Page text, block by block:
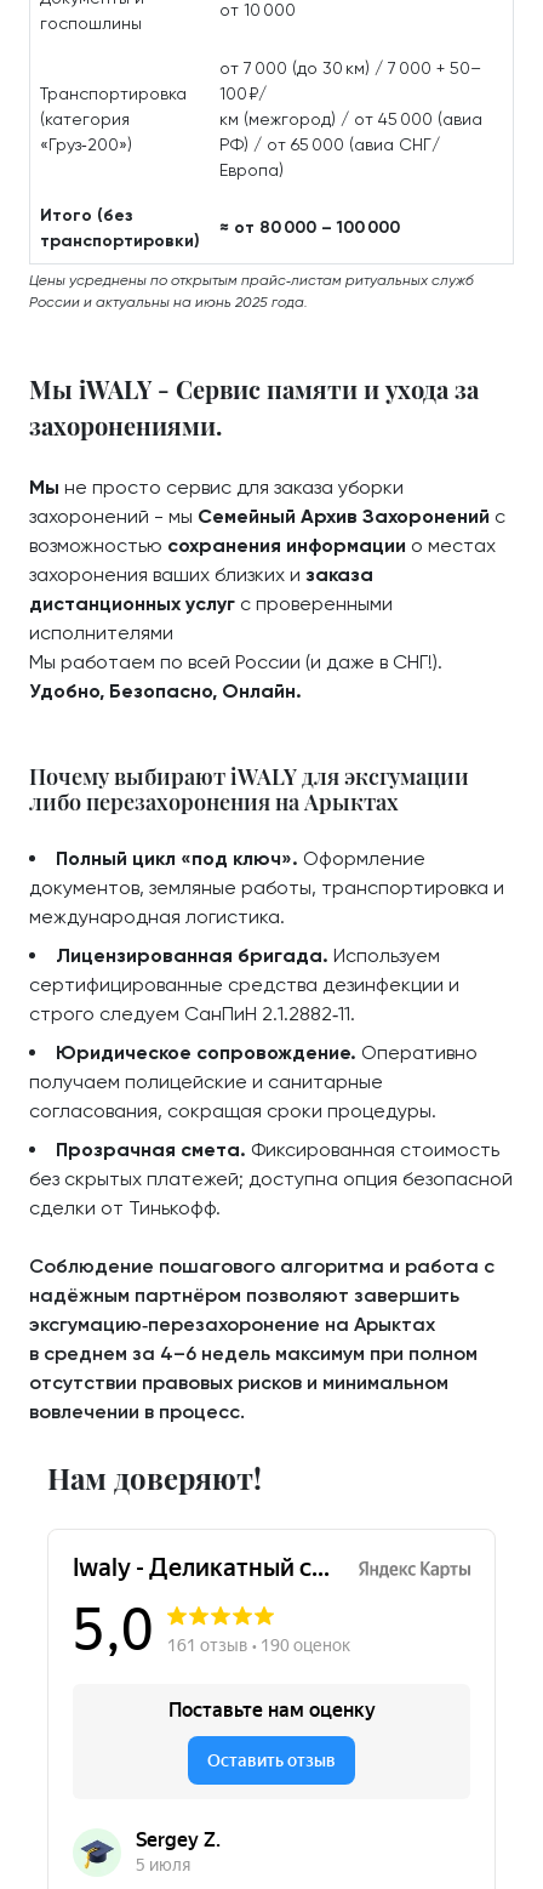
госпошлины
от 10 000
Транспортировка
(категория
«Груз‑200»)
от 7 000 (до 30 км) / 7 000 + 50–
100 ₽/
км (межгород) / от 45 000 (авиа
РФ) / от 65 000 (авиа СНГ/
Европа)
Итого (без
транспортировки)
≈ от 80 000 – 100 000
Цены усреднены по открытым прайс‑листам ритуальных служб
России и актуальны на июнь 2025 года.
Мы iWALY - Сервис памяти и ухода за
захоронениями.
Мы не просто сервис для заказа уборки
захоронений - мы Семейный Архив Захоронений с
возможностью сохранения информации о местах
захоронения ваших близких и заказа
дистанционных услуг с проверенными
исполнителями
Мы работаем по всей России (и даже в СНГ!).
Удобно, Безопасно, Онлайн.
Почему выбирают iWALY для эксгумации
либо перезахоронения на Арыктах
Полный цикл «под ключ». Оформление
документов, земляные работы, транспортировка и
международная логистика.
Лицензированная бригада. Используем
сертифицированные средства дезинфекции и
строго следуем СанПиН 2.1.2882‑11.
Юридическое сопровождение. Оперативно
получаем полицейские и санитарные
согласования, сокращая сроки процедуры.
Прозрачная смета. Фиксированная стоимость
без скрытых платежей; доступна опция безопасной
сделки от Тинькофф.
Соблюдение пошагового алгоритма и работа с
надёжным партнёром позволяют завершить
эксгумацию‑перезахоронение на Арыктах
в среднем за 4–6 недель максимум при полном
отсутствии правовых рисков и минимальном
вовлечении в процесс.
Нам доверяют!